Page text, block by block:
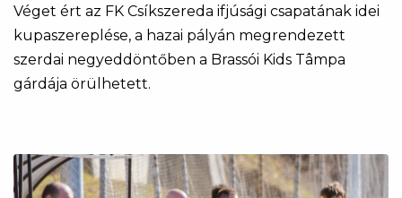
Véget ért az FK Csíkszereda ifjúsági csapatának idei
kupaszereplése, a hazai pályán megrendezett
szerdai negyeddöntőben a Brassói Kids Tâmpa
gárdája örülhetett.